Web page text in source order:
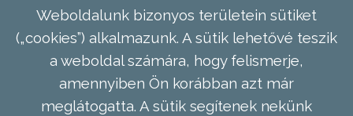
Weboldalunk bizonyos területein sütiket
(„cookies”) alkalmazunk. A sütik lehetővé teszik
a weboldal számára, hogy felismerje,
amennyiben Ön korábban azt már
meglátogatta. A sütik segítenek nekünk